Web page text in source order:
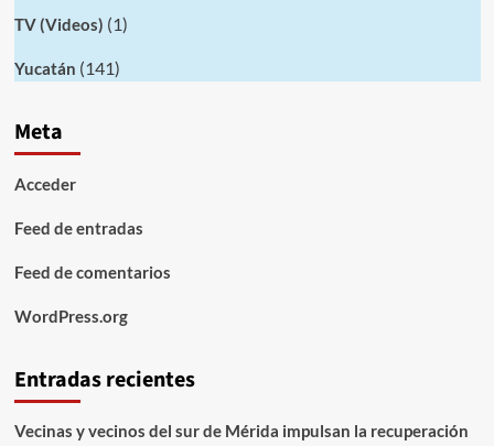
TV (Videos) (1)
Yucatán (141)
Meta
Acceder
Feed de entradas
Feed de comentarios
WordPress.org
Entradas recientes
Vecinas y vecinos del sur de Mérida impulsan la recuperación